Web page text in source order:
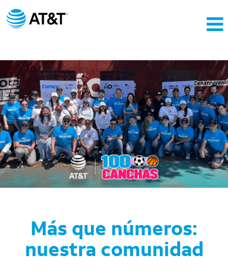
Más que números:
nuestra comunidad